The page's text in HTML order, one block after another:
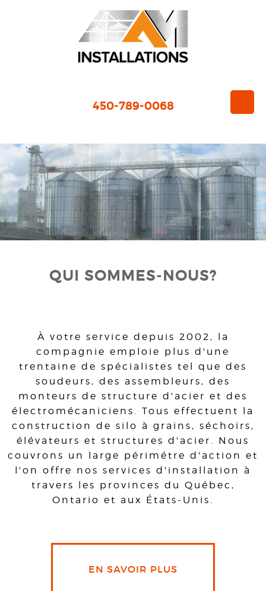
450-789-0068
QUI SOMMES-NOUS?
À votre service depuis 2002, la
compagnie emploie plus d'une
trentaine de spécialistes tel que des
soudeurs, des assembleurs, des
monteurs de structure d'acier et des
électromécaniciens. Tous effectuent la
construction de silo à grains, séchoirs,
élévateurs et structures d'acier. Nous
couvrons un large périmétre d'action et
l'on offre nos services d'installation à
travers les provinces du Québec,
Ontario et aux États-Unis.
EN SAVOIR PLUS